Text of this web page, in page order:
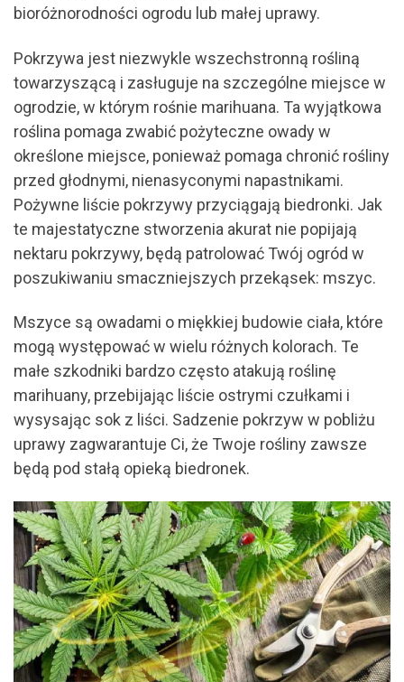
bioróżnorodności ogrodu lub małej uprawy.
Pokrzywa jest niezwykle wszechstronną rośliną
towarzyszącą i zasługuje na szczególne miejsce w
ogrodzie, w którym rośnie marihuana. Ta wyjątkowa
roślina pomaga zwabić pożyteczne owady w
określone miejsce, ponieważ pomaga chronić rośliny
przed głodnymi, nienasyconymi napastnikami.
Pożywne liście pokrzywy przyciągają biedronki. Jak
te majestatyczne stworzenia akurat nie popijają
nektaru pokrzywy, będą patrolować Twój ogród w
poszukiwaniu smaczniejszych przekąsek: mszyc.
Mszyce są owadami o miękkiej budowie ciała, które
mogą występować w wielu różnych kolorach. Te
małe szkodniki bardzo często atakują roślinę
marihuany, przebijając liście ostrymi czułkami i
wysysając sok z liści. Sadzenie pokrzyw w pobliżu
uprawy zagwarantuje Ci, że Twoje rośliny zawsze
będą pod stałą opieką biedronek.